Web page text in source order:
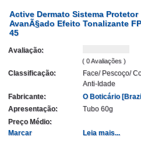
Active Dermato Sistema Protetor
AvanÃ§ado Efeito Tonalizante
45
Avaliação:
( 0 Avaliações )
Classificação:
Face/ Pescoço/
Anti-Idade
Fabricante:
O Boticário
Apresentação:
Tubo 60g
Preço Médio:
Marcar
Leia mais...